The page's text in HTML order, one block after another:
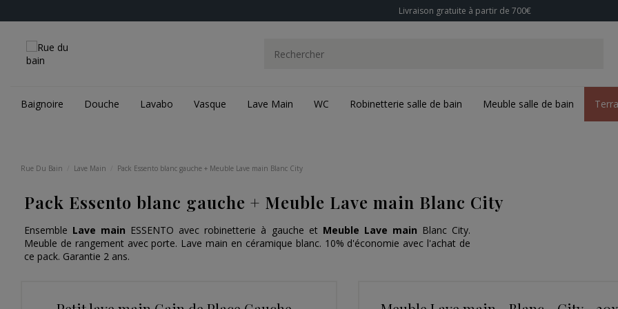
Livraison gratuite à partir de 700€
Baignoire Douche Lavabo Vasque Lave Main WC Robinetterie salle de bain Meuble salle de bain
Rue Du Bain Lave Main Pack Essento blanc gauche + Meuble Lave main Blanc City
Pack Essento blanc gauche + Meuble Lave main Blanc City
Ensemble Lave main ESSENTO avec robinetterie à gauche et Meuble Lave main Blanc City.
Meuble de rangement avec porte. Lave main en céramique blanc. 10% d'économie avec l'achat de
ce pack. Garantie 2 ans.